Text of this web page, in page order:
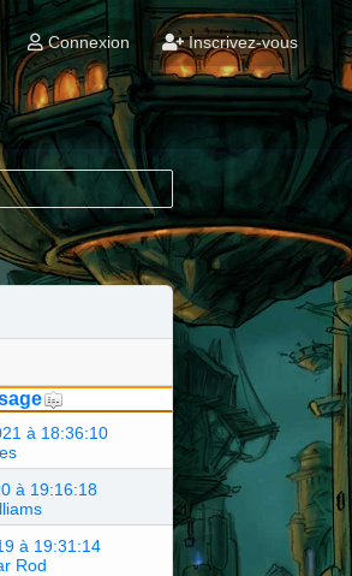
Connexion Inscrivez-vous
à 18:36:10
à 19:16:18
à 19:31:14
Rod